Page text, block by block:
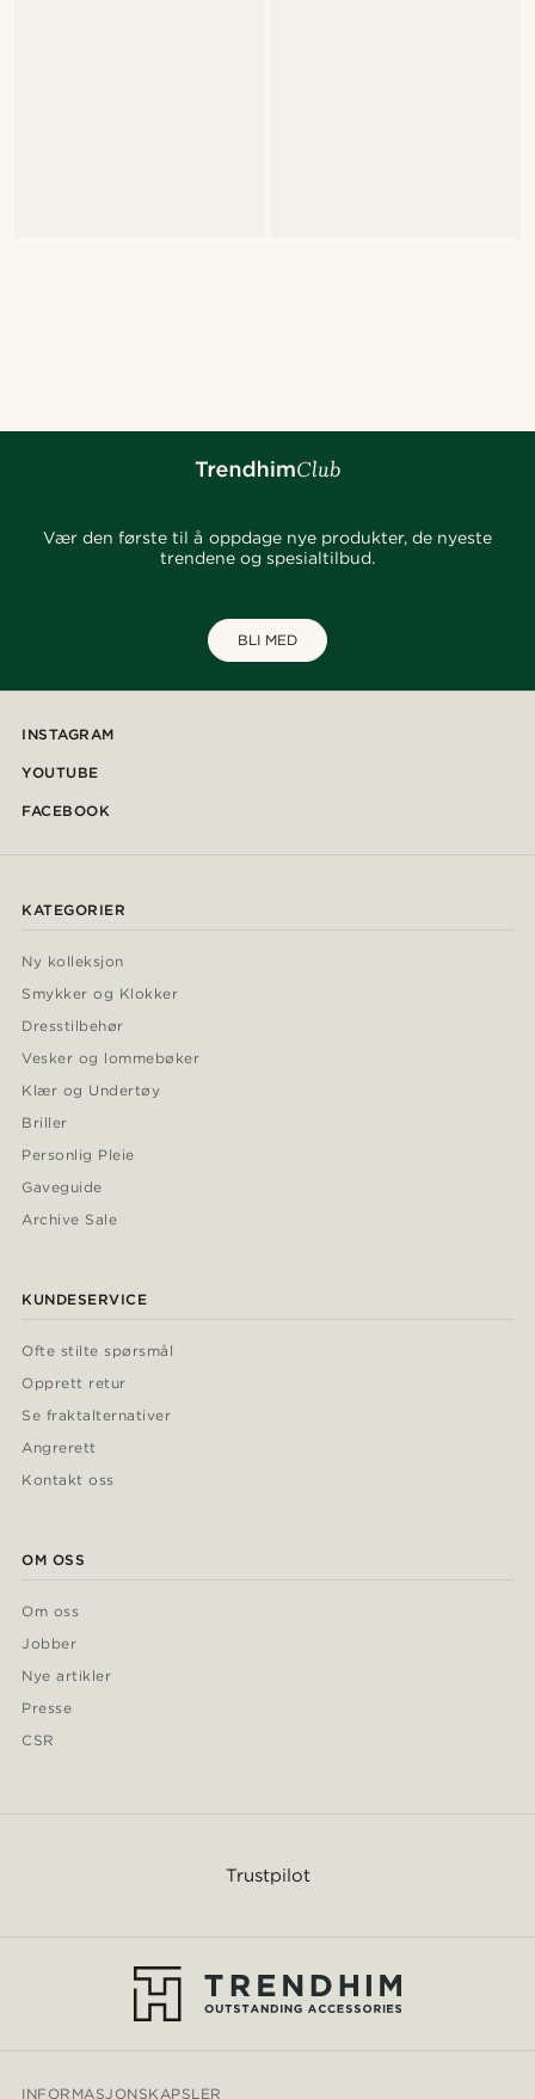
Vær den første til å oppdage nye produkter, de nyeste
trendene og spesialtilbud.
BLI MED
INSTAGRAM
YOUTUBE
FACEBOOK
KATEGORIER
Ny kolleksjon
Smykker og Klokker
Dresstilbehør
Vesker og lommebøker
Klær og Undertøy
Briller
Personlig Pleie
Gaveguide
Archive Sale
KUNDESERVICE
Ofte stilte spørsmål
Opprett retur
Se fraktalternativer
Angrerett
Kontakt oss
OM OSS
Om oss
Jobber
Nye artikler
Presse
CSR
Trustpilot
INFORMASJONSKAPSLER